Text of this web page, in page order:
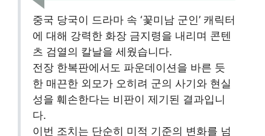
중국 당국이 드라마 속 ‘꽃미남 군인’ 캐릭터
에 대해 강력한 화장 금지령을 내리며 콘텐
츠 검열의 칼날을 세웠습니다.
전장 한복판에서도 파운데이션을 바른 듯
한 매끈한 외모가 오히려 군의 사기와 현실
성을 훼손한다는 비판이 제기된 결과입니
다.
이번 조치는 단순히 미적 기준의 변화를 넘